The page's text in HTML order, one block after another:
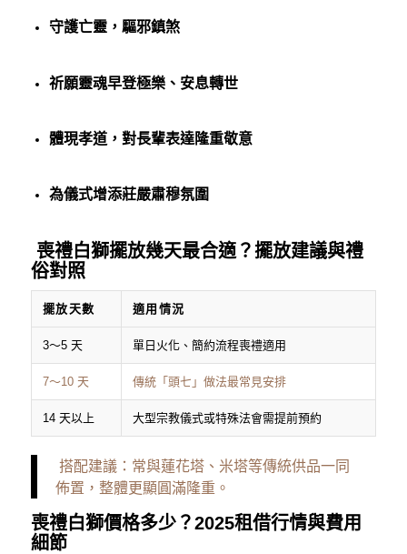
守護亡靈，驅邪鎮煞
祈願靈魂早登極樂、安息轉世
體現孝道，對長輩表達隆重敬意
為儀式增添莊嚴肅穆氛圍
喪禮白獅擺放幾天最合適？擺放建議與禮
俗對照
擺放天數 適用情況
3～5 天 單日火化、簡約流程喪禮適用
7～10 天 傳統「頭七」做法最常見安排
14 天以上 大型宗教儀式或特殊法會需提前預約
搭配建議：常與蓮花塔、米塔等傳統供品一同
佈置，整體更顯圓滿隆重。
喪禮白獅價格多少？2025租借行情與費用
細節